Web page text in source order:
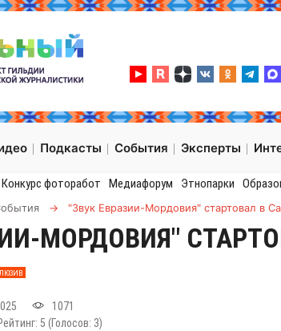
Подкасты События Эксперты
Конкурс фоторабот Медиафорум Этнопарки
→ "Звук Евразии-Мордовия" стартовал в
МОРДОВИЯ"
1071
5 (Голосов: 3)